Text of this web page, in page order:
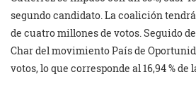
segundo candidato. La coalición
de cuatro millones de votos. Seguido
Char del movimiento País de
votos, lo que corresponde al 16,94 % de